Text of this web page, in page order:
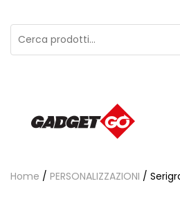
Home / PERSONALIZZAZIONI /